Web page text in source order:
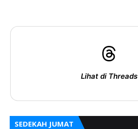
Lihat di Threads
SEDEKAH JUMAT